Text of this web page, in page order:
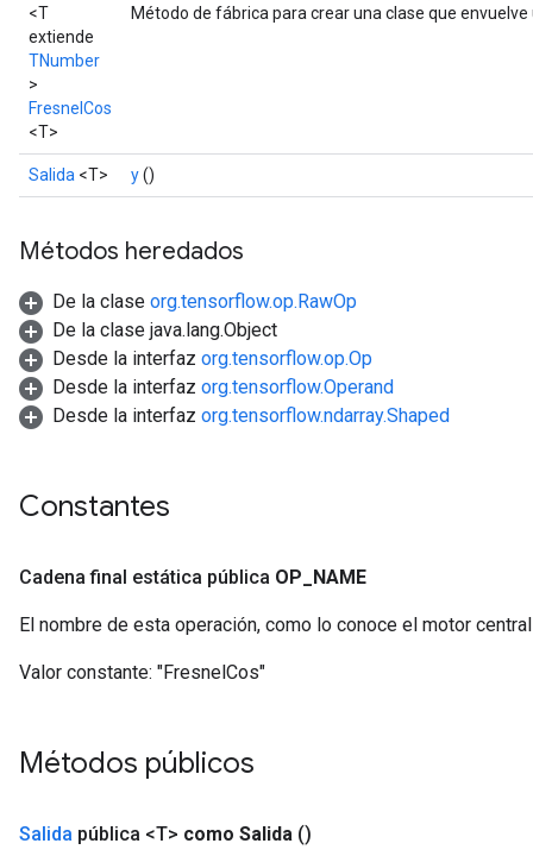
<T
extiende
TNumber
>
FresnelCos
<T>
Método de fábrica para crear una clase que
Salida <T> y()
Métodos heredados
De la clase org.tensorflow.op.RawOp
De la clase java.lang.Object
Desde la interfaz org.tensorflow.op.Op
Desde la interfaz org.tensorflow.Operand
Desde la interfaz org.tensorflow.ndarray.Shaped
Constantes
Cadena final estática pública OP NAME
El nombre de esta operación, como lo conoce el motor
Valor constante: "FresnelCos"
Métodos públicos
Salida pública <T> como Salida ()